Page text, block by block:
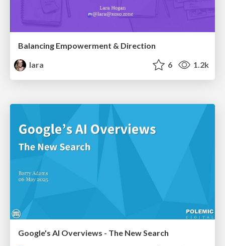
Balancing Empowerment & Direction
lara
6 1.2k
Google's AI Overviews - The New Search